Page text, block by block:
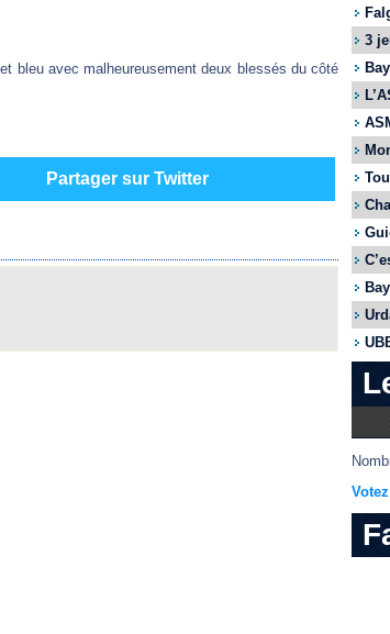
bleu avec malheureusement deux blessés du côté
Partager sur Twitter
3